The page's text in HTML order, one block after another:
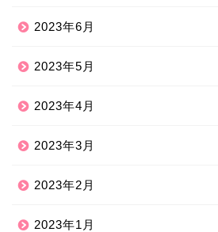
2023年6月
2023年5月
2023年4月
2023年3月
2023年2月
2023年1月